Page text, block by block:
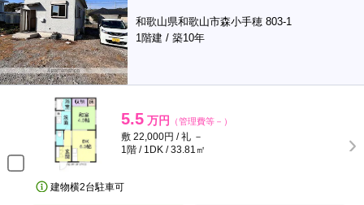
和歌山県和歌山市森小手穂 803-1
1階建 / 築10年
5.5 万円 （管理費等－）
敷 22,000円 / 礼 －
1階 / 1DK / 33.81㎡
建物横2台駐車可